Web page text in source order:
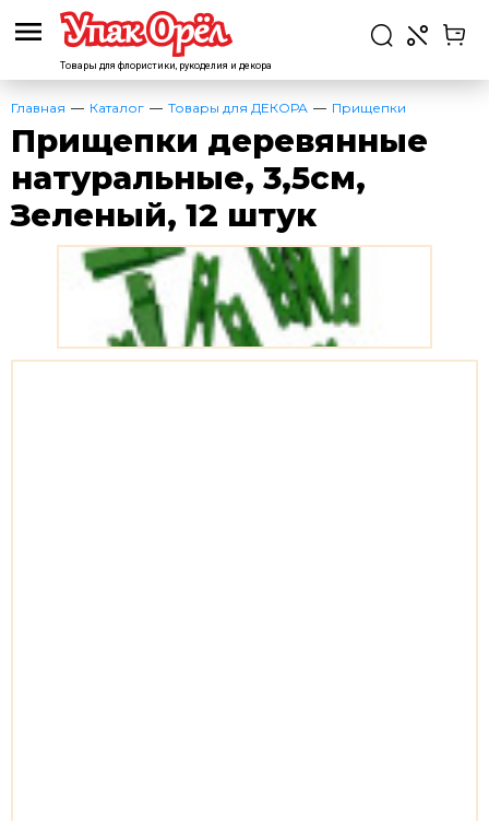
Товары для флористики, рукоделия и декора
Главная Каталог Товары для ДЕКОРА Прищепки
Прищепки деревянные
натуральные, 3,5см,
Зеленый, 12 штук